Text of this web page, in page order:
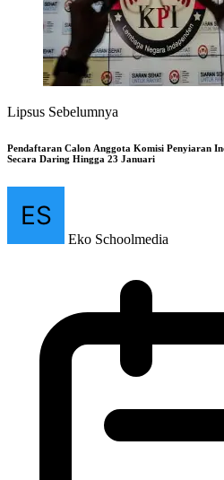
Lipsus Sebelumnya
Pendaftaran Calon Anggota Komisi Penyiaran
Secara Daring Hingga 23 Januari
Eko Schoolmedia